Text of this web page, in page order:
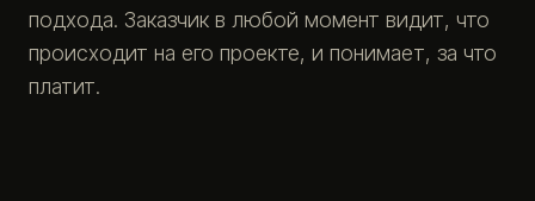
подхода. Заказчик в любой момент видит, что
происходит на его проекте, и понимает, за что
платит.